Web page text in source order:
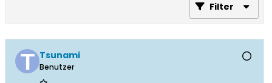
Filter
Tsunami
Benutzer